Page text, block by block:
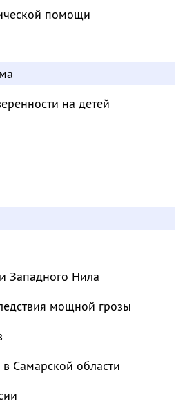
помощи
на детей
Западного Нила
мощной грозы
Самарской области